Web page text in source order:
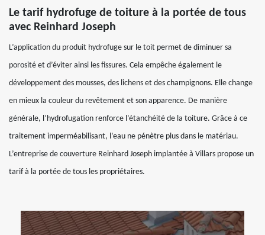
Le tarif hydrofuge de toiture à la portée de tous
avec Reinhard Joseph
L’application du produit hydrofuge sur le toit permet de diminuer sa
porosité et d’éviter ainsi les fissures. Cela empêche également le
développement des mousses, des lichens et des champignons. Elle change
en mieux la couleur du revêtement et son apparence. De manière
générale, l’hydrofugation renforce l’étanchéité de la toiture. Grâce à ce
traitement imperméabilisant, l’eau ne pénètre plus dans le matériau.
L’entreprise de couverture Reinhard Joseph implantée à Villars propose un
tarif à la portée de tous les propriétaires.